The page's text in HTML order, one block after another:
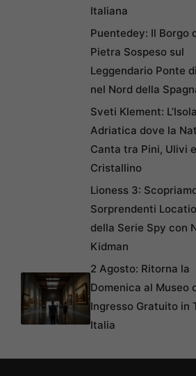
Italiana
Puentedey: Il Borgo
Pietra Sospeso sul
Leggendario Ponte
nel Nord della
Sveti Klement: L’Isola
Adriatica dove la
Canta tra Pini, Ulivi
Cristallino
Lioness 3:
Sorprendenti
della Serie Spy con
Kidman
2 Agosto: Ritorna la
Domenica al Museo
Ingresso Gratuito in
Italia